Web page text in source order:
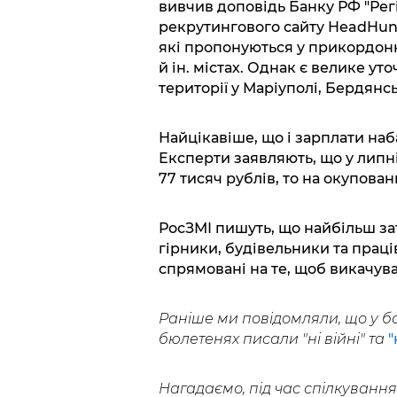
вивчив доповідь Банку РФ
рекрутингового сайту
які пропонуються у
й ін. містах. Однак є велике
території у Маріуполі,
Найцікавіше, що і зарплати
Експерти заявляють, що у
77 тисяч рублів, то на
РосЗМІ пишуть, що найбільш
гірники, будівельники та
спрямовані на те, щоб
Раніше ми повідомляли, що у
бюлетенях писали "ні війні" та
Нагадаємо, під час